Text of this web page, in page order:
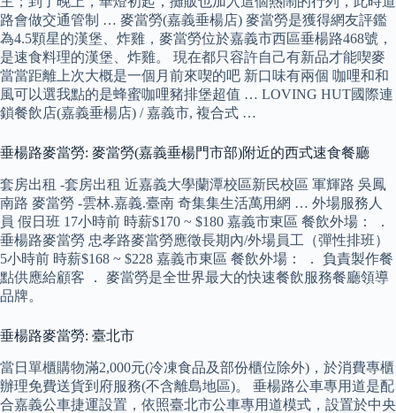
路會做交通管制 … 麥當勞(嘉義垂楊店) 麥當勞是獲得網友評鑑
為4.5顆星的漢堡、炸雞，麥當勞位於嘉義市西區垂楊路468號，
是速食料理的漢堡、炸雞。 現在都只容許自己有新品才能喫麥
當當距離上次大概是一個月前來喫的吧 新口味有兩個 咖哩和和
風可以選我點的是蜂蜜咖哩豬排堡超值 … LOVING HUT國際連
鎖餐飲店(嘉義垂楊店) / 嘉義市, 複合式 …
垂楊路麥當勞: 麥當勞(嘉義垂楊門市部)附近的西式速食餐廳
套房出租 -套房出租 近嘉義大學蘭潭校區新民校區 軍輝路 吳鳳
南路 麥當勞 -雲林.嘉義.臺南 奇集集生活萬用網 … 外場服務人
員 假日班 17小時前 時薪$170 ~ $180 嘉義市東區 餐飲外場： ．
垂楊路麥當勞 忠孝路麥當勞應徵長期內/外場員工（彈性排班）
5小時前 時薪$168 ~ $228 嘉義市東區 餐飲外場： ． 負責製作餐
點供應給顧客 ． 麥當勞是全世界最大的快速餐飲服務餐廳領導
品牌。
垂楊路麥當勞: 臺北市
當日單櫃購物滿2,000元(冷凍食品及部份櫃位除外)，於消費專櫃
辦理免費送貨到府服務(不含離島地區)。 垂楊路公車專用道是配
合嘉義公車捷運設置，依照臺北市公車專用道模式，設置於中央